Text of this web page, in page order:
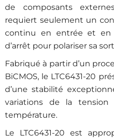
de composants
requiert seulement un
continu en entrée et en
d’arrêt pour polariser sa
Fabriqué à partir d’un
BiCMOS, le LTC6431-20
d’une stabilité
variations de la tension
température.
Le LTC6431-20 est